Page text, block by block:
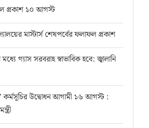
প্রকাশ ১০ আগস্ট
মাস্টার্স শেষপর্বের ফলাফল প্রকাশ
গ্যাস সরবরাহ স্বাভাবিক হবে: জ্বালানি
কর্মসূচির উদ্বোধন আগামী ১৬ আগস্ট :